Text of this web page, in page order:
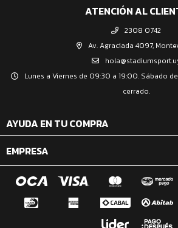
ATENCIÓN AL
2308 0742
Av. Agraciada 4097,
Lunes a Viernes de 09:30 a 19:00. Sábado
cerrado.
AYUDA EN TU COMPRA
EMPRESA